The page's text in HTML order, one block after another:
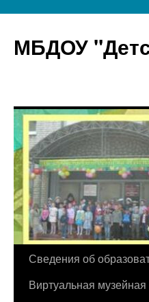
МБДОУ
Перейти
Сведения об
Виртуальная